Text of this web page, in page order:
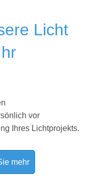
Licht
vor
Ihres Lichtprojekts.
mehr